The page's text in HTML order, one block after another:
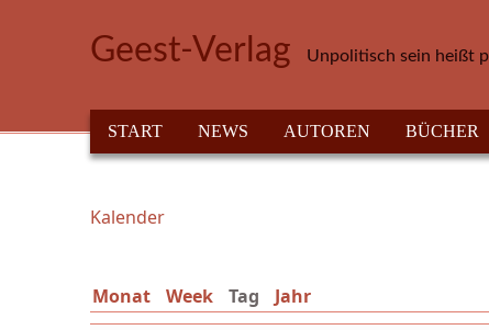
Geest-Verlag Unpolitisch sein heißt
HAUPTMENÜ
START NEWS AUTOREN BÜCHER
Sie sind hier
Kalender
Monat Week Tag (aktiver Reiter)
Jahr